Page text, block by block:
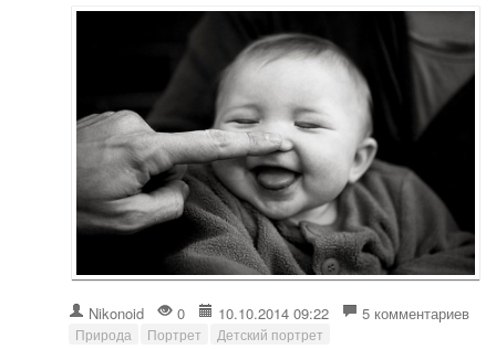
Nikonoid 0 10.10.2014 09:22 5 комментариев
Природа Портрет
Детский портрет